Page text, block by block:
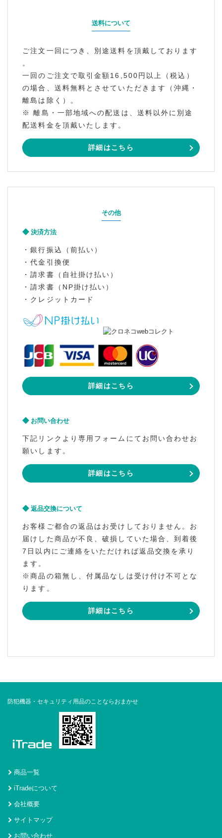
送料について
ご注文一回につき、別途送料を頂戴しております
。
一回のご注文で取引金額16,500円以上（税込）
の場合、送料無料とさせていただきます（沖縄・
離島は除く）。
※ 離島・一部地域への配送は、送料以外に別途
配送料金を頂戴いたします。
詳細はこちら
その他
決済方法
・銀行振込（前払い）
・代金引換便
・請求書（自社掛け払い）
・請求書（NP掛け払い）
・クレジットカード
詳細はこちら
お問い合わせ
下記リンクより専用フォームにてお問い合わせお
願いします。
詳細はこちら
返品交換について
お客様ご都合の返品はお受けしておりません。お
届けした商品が不良、破損していた場合、到着後
7日以内にご連絡をいただければ返品交換を承り
ます。
※商品の箱無し、付属品なしは受け付け不可とな
ります。
詳細はこちら
防犯機器・セキュリティ用品のことならおまかせ
商品一覧
iTradeについて
会社概要
サイトマップ
お問い合わせ